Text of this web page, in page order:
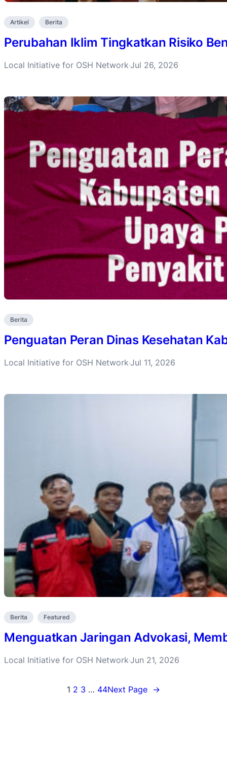
Artikel Berita
Perubahan Iklim Tingkatkan Risiko
Local Initiative for OSH Network·Jul 26, 2026
Berita
Penguatan Peran Dinas Kesehatan
Local Initiative for OSH Network·Jul 11, 2026
Berita Featured
Menguatkan Jaringan Advokasi,
Local Initiative for OSH Network·Jun 21, 2026
1 2 3 … 44Next Page →